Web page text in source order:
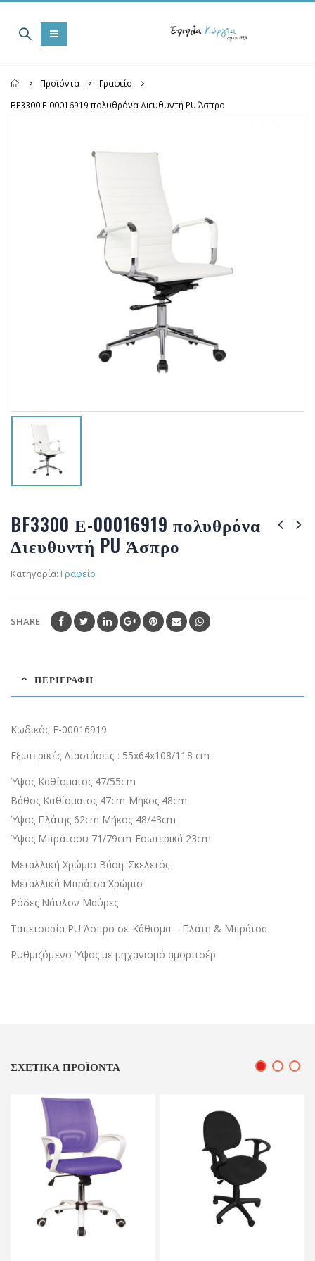
Home
Προϊόντα
Γραφείο
BF3300 Ε-00016919 πολυθρόνα Διευθυντή PU Άσπρο
BF3300 Ε-00016919 πολυθρόνα
Διευθυντή PU Άσπρο
Κατηγορία: Γραφείο
SHARE
ΠΕΡΙΓΡΑΦΉ
Κωδικός Ε-00016919
Εξωτερικές Διαστάσεις : 55x64x108/118 cm
Ύψος Καθίσματος 47/55cm
Βάθος Καθίσματος 47cm Μήκος 48cm
Ύψος Πλάτης 62cm Μήκος 48/43cm
Ύψος Μπράτσου 71/79cm Εσωτερικά 23cm
Μεταλλική Χρώμιο Βάση-Σκελετός
Μεταλλικά Μπράτσα Χρώμιο
Ρόδες Νάυλον Μαύρες
Ταπετσαρία PU Άσπρο σε Κάθισμα – Πλάτη & Μπράτσα
Ρυθμιζόμενο Ύψος με μηχανισμό αμορτισέρ
ΣΧΕΤΙΚΆ ΠΡΟΪΌΝΤΑ